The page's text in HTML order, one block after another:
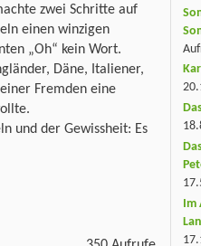
zwei Schritte auf
einen winzigen
„Oh“ kein Wort.
Däne, Italiener,
Fremden eine
und der Gewissheit: Es
Im